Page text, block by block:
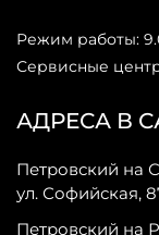
АДРЕСА В
Петровский на
ул. Софийская,
Петровский на
Режим работы:
Сервисные